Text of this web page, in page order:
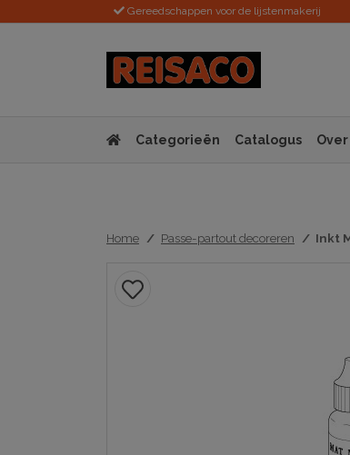
Gereedschappen voor de lijstenmakerij
Categorieën Catalogus
Home Passe-partout decoreren Inkt